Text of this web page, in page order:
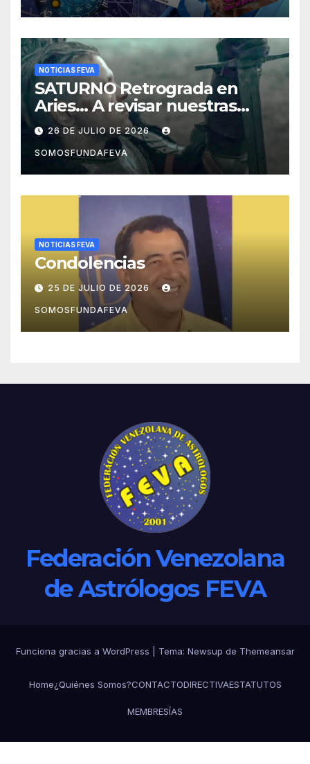
NOTICIAS FEVA
SATURNO Retrograda en
Aries… A revisar nuestras
acciones pasadas y pensar
mejor las futuras
26 DE JULIO DE 2026
SOMOSFUNDAFEVA
NOTICIAS FEVA
Condolencias
25 DE JULIO DE 2026
SOMOSFUNDAFEVA
Federación Venezolana
de Astrólogos FEVA
Funciona gracias a WordPress Tema: Newsup de Themeansar
Home¿Quiénes Somos?CONTACTODIRECTIVAESTATUTOS
MEMBRESÍAS